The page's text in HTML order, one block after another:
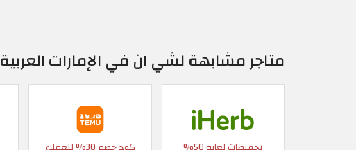
متاجر مشابهة لشي ان في الإمارات العربية